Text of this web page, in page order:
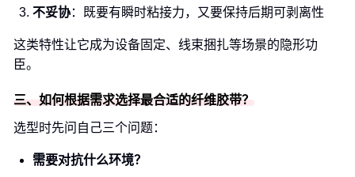
不妥协：既要有瞬时粘接力，又要保持后期可剥离性
这类特性让它成为设备固定、线束捆扎等场景的隐形功
臣。
三、如何根据需求选择最合适的纤维胶带？
选型时先问自己三个问题：
需要对抗什么环境？